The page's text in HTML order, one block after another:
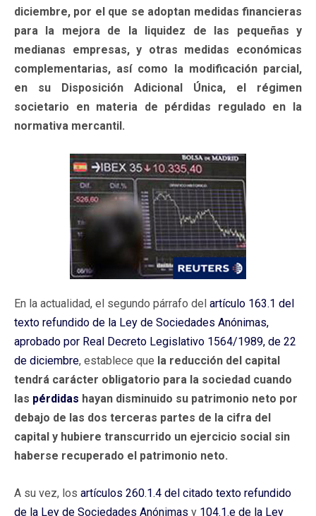
diciembre, por el que se adoptan medidas financieras
para la mejora de la liquidez de las pequeñas y
medianas empresas, y otras medidas económicas
complementarias, así como la modificación parcial,
en su Disposición Adicional Única, el régimen
societario en materia de pérdidas regulado en la
normativa mercantil.
En la actualidad, el segundo párrafo del artículo 163.1 del
texto refundido de la Ley de Sociedades Anónimas,
aprobado por Real Decreto Legislativo 1564/1989, de 22
de diciembre, establece que la reducción del capital
tendrá carácter obligatorio para la sociedad cuando
las pérdidas hayan disminuido su patrimonio neto por
debajo de las dos terceras partes de la cifra del
capital y hubiere transcurrido un ejercicio social sin
haberse recuperado el patrimonio neto.
A su vez, los artículos 260.1.4 del citado texto refundido
de la Ley de Sociedades Anónimas y 104.1.e de la Ley